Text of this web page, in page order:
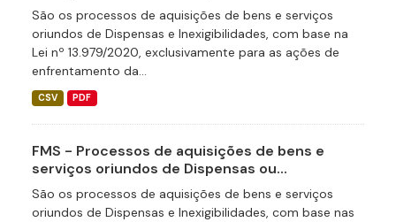
São os processos de aquisições de bens e serviços
oriundos de Dispensas e Inexigibilidades, com base na
Lei nº 13.979/2020, exclusivamente para as ações de
enfrentamento da...
CSV PDF
FMS - Processos de aquisições de bens e
serviços oriundos de Dispensas ou...
São os processos de aquisições de bens e serviços
oriundos de Dispensas e Inexigibilidades, com base nas